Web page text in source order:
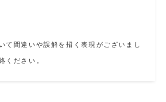
て間違いや誤解を招く表現がございまし
ください。